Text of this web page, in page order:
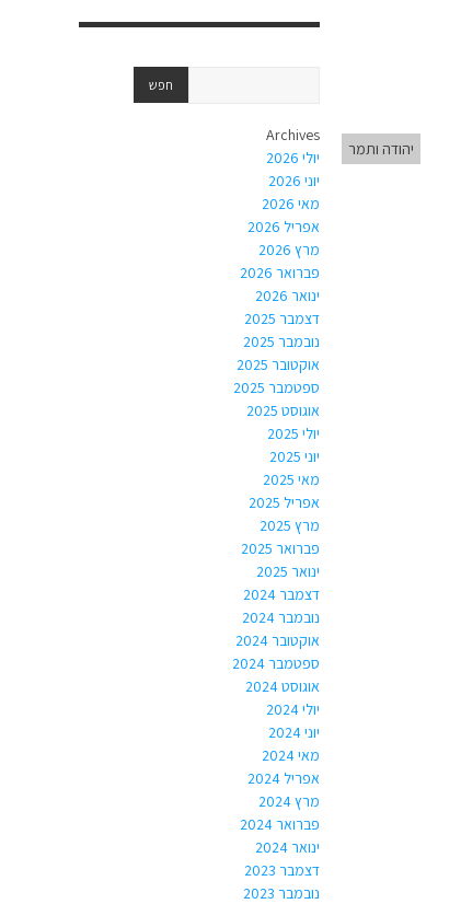
יהודה ותמר
Archives
יולי 2026
יוני 2026
מאי 2026
אפריל 2026
מרץ 2026
פברואר 2026
ינואר 2026
דצמבר 2025
נובמבר 2025
אוקטובר 2025
ספטמבר 2025
אוגוסט 2025
יולי 2025
יוני 2025
מאי 2025
אפריל 2025
מרץ 2025
פברואר 2025
ינואר 2025
דצמבר 2024
נובמבר 2024
אוקטובר 2024
ספטמבר 2024
אוגוסט 2024
יולי 2024
יוני 2024
מאי 2024
אפריל 2024
מרץ 2024
פברואר 2024
ינואר 2024
דצמבר 2023
נובמבר 2023